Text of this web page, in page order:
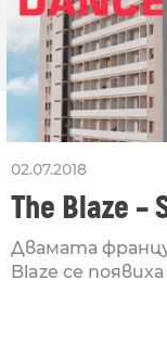
02.07.2018
The Blaze –
Двамата
Blaze се появиха